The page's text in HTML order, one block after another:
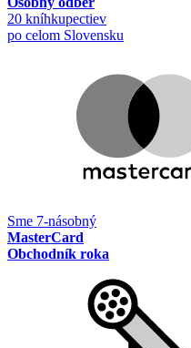
20 kníhkupectiev
po celom Slovensku
Sme 7-násobný
MasterCard
Obchodník roka